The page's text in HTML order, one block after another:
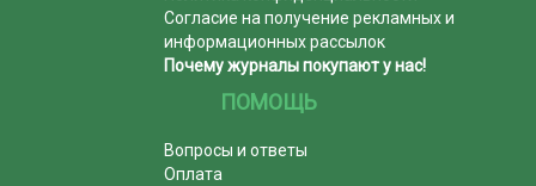
Согласие на получение рекламных и
информационных рассылок
Почему журналы покупают у нас!
ПОМОЩЬ
Вопросы и ответы
Оплата